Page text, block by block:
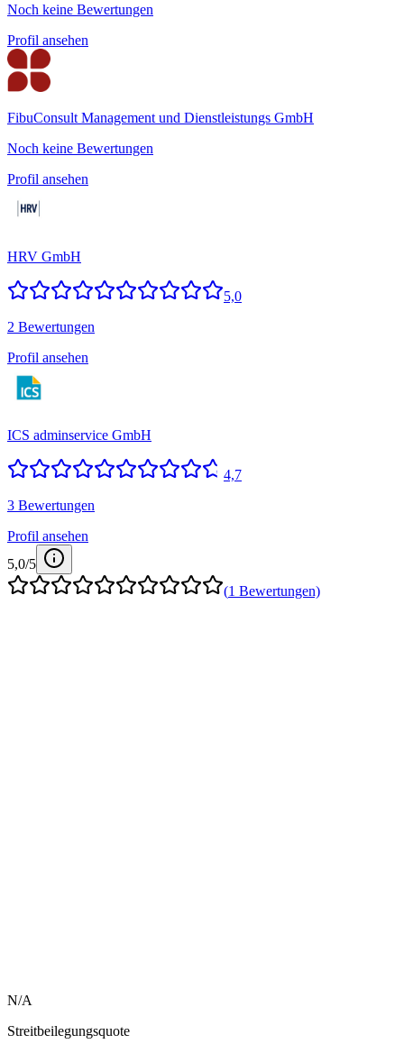
Noch keine Bewertungen
Profil ansehen
FibuConsult Management und Dienstleistungs GmbH
Noch keine Bewertungen
Profil ansehen
HRV GmbH
5,0
2 Bewertungen
Profil ansehen
ICS adminservice GmbH
4,7
3 Bewertungen
Profil ansehen
5,0/5
(1 Bewertungen)
N/A
Streitbeilegungsquote